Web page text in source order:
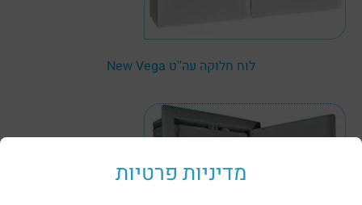
מדיניות פרטיות
לוח חלוקה עה''ט New Vega